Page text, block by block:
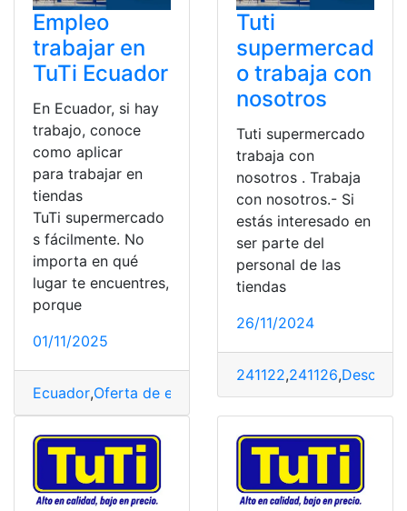
Empleo
trabajar en
TuTi Ecuador
En Ecuador, si hay
trabajo, conoce
como aplicar
para trabajar en
tiendas
TuTi supermercado
s fácilmente. No
importa en qué
lugar te encuentres,
porque
01/11/2025
Ecuador,Oferta de empleo ,trabajar,TuTi
Tuti
supermercad
o trabaja con
nosotros
Tuti supermercado
trabaja con
nosotros . Trabaja
con nosotros.- Si
estás interesado en
ser parte del
personal de las
tiendas
26/11/2024
241122,241126,